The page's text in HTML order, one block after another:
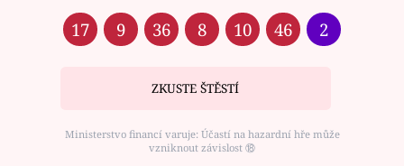
17 9 36 8 10 46 2
ZKUSTE ŠTĚSTÍ
Ministerstvo financí varuje: Účastí na hazardní hře může
vzniknout závislost ⑱